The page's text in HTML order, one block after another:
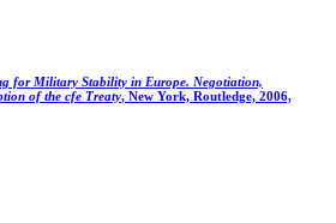
for Military Stability in Europe. Negotiation,
of the cfe Treaty, New York, Routledge, 2006,